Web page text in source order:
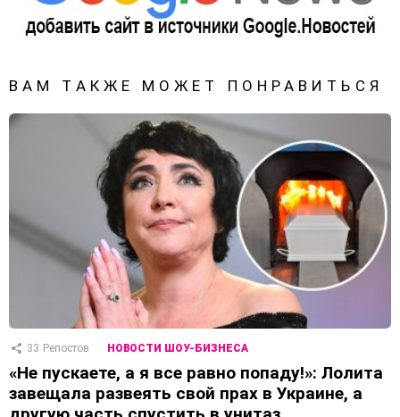
ВАМ ТАКЖЕ МОЖЕТ ПОНРАВИТЬСЯ
33 Репостов НОВОСТИ ШОУ-БИЗНЕСА
«Не пускаете, а я все равно попаду!»: Лолита
завещала развеять свой прах в Украине, а